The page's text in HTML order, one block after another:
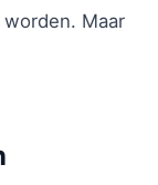
Maar